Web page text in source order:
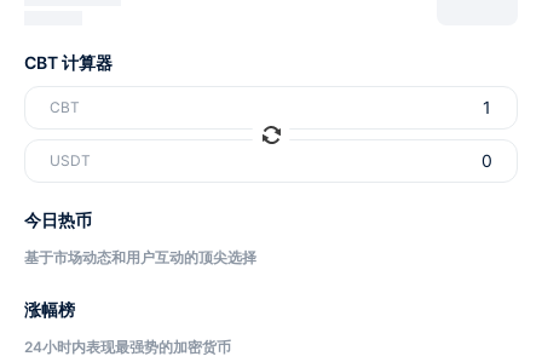
CBT 计算器
CBT
USDT
今日热币
基于市场动态和用户互动的顶尖选择
涨幅榜
24小时内表现最强势的加密货币